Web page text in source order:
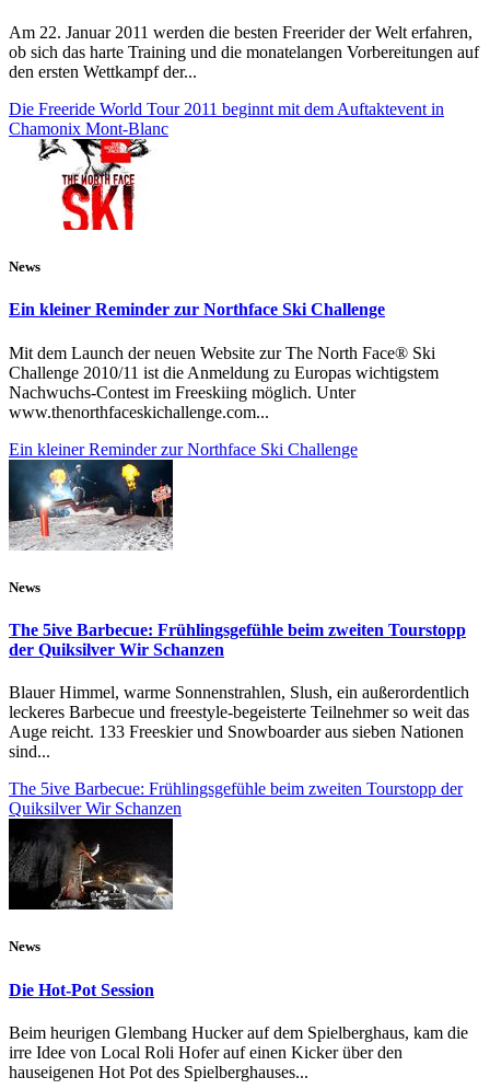
Am 22. Januar 2011 werden die besten Freerider der Welt erfahren,
ob sich das harte Training und die monatelangen Vorbereitungen auf
den ersten Wettkampf der...
Die Freeride World Tour 2011 beginnt mit dem Auftaktevent in
Chamonix Mont-Blanc
News
Ein kleiner Reminder zur Northface Ski Challenge
Mit dem Launch der neuen Website zur The North Face® Ski
Challenge 2010/11 ist die Anmeldung zu Europas wichtigstem
Nachwuchs-Contest im Freeskiing möglich. Unter
www.thenorthfaceskichallenge.com...
Ein kleiner Reminder zur Northface Ski Challenge
News
The 5ive Barbecue: Frühlingsgefühle beim zweiten Tourstopp
der Quiksilver Wir Schanzen
Blauer Himmel, warme Sonnenstrahlen, Slush, ein außerordentlich
leckeres Barbecue und freestyle-begeisterte Teilnehmer so weit das
Auge reicht. 133 Freeskier und Snowboarder aus sieben Nationen
sind...
The 5ive Barbecue: Frühlingsgefühle beim zweiten Tourstopp der
Quiksilver Wir Schanzen
News
Die Hot-Pot Session
Beim heurigen Glembang Hucker auf dem Spielberghaus, kam die
irre Idee von Local Roli Hofer auf einen Kicker über den
hauseigenen Hot Pot des Spielberghauses...